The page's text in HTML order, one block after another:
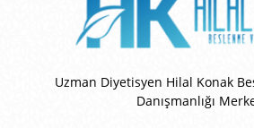
Uzman Diyetisyen Hilal Konak
Danışmanlığı